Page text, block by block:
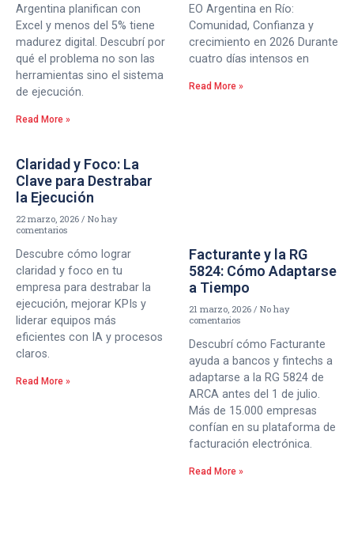
Argentina planifican con
Excel y menos del 5% tiene
madurez digital. Descubrí por
qué el problema no son las
herramientas sino el sistema
de ejecución.
Read More »
EO Argentina en Río:
Comunidad, Confianza y
crecimiento en 2026 Durante
cuatro días intensos en
Read More »
Claridad y Foco: La
Clave para Destrabar
la Ejecución
22 marzo, 2026
No hay
comentarios
Descubre cómo lograr
claridad y foco en tu
empresa para destrabar la
ejecución, mejorar KPIs y
liderar equipos más
eficientes con IA y procesos
claros.
Read More »
Facturante y la RG
5824: Cómo Adaptarse
a Tiempo
21 marzo, 2026
No hay
comentarios
Descubrí cómo Facturante
ayuda a bancos y fintechs a
adaptarse a la RG 5824 de
ARCA antes del 1 de julio.
Más de 15.000 empresas
confían en su plataforma de
facturación electrónica.
Read More »